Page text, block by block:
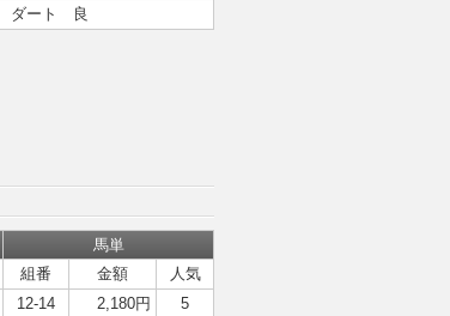
ダート 良
馬単
組番 金額
人気
12-14 2,180円
5